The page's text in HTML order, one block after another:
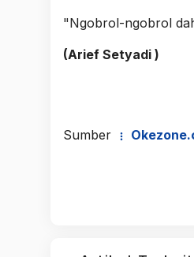
"Ngobrol-ngobrol
(Arief Setyadi )
Sumber